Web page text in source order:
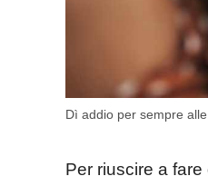
Dì addio per sempre
Per riuscire a